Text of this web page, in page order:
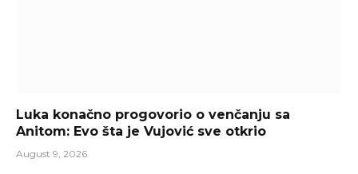
Luka konačno progovorio o venčanju sa
Anitom: Evo šta je Vujović sve otkrio
August 9, 2026